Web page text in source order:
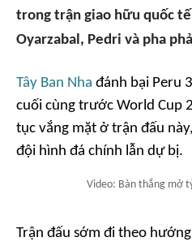
trong trận giao hữu quốc
Oyarzabal, Pedri và pha
Tây Ban Nha đánh bại Peru
cuối cùng trước World Cup
tục vắng mặt ở trận đấu
đội hình đá chính lẫn dự bị.
Video: Bàn thắng mở
Trận đấu sớm đi theo